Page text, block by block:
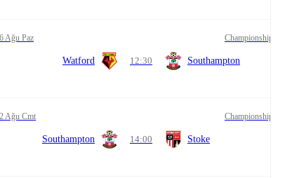
16 Ağu Paz Championship
Watford 12:30 Southampton
22 Ağu Cmt Championship
Southampton 14:00 Stoke